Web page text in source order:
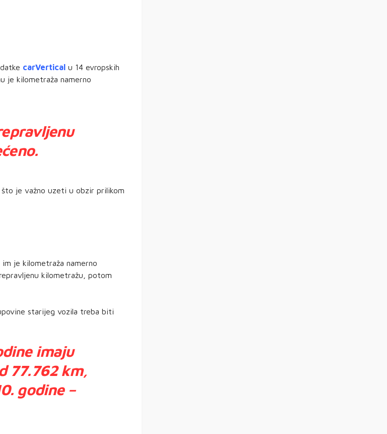
carVertical u 14 evropskih
je kilometraža namerno
je važno uzeti u obzir prilikom
je kilometraža namerno
kilometražu, potom
starijeg vozila treba biti
imaju
77.762 km,
godine –